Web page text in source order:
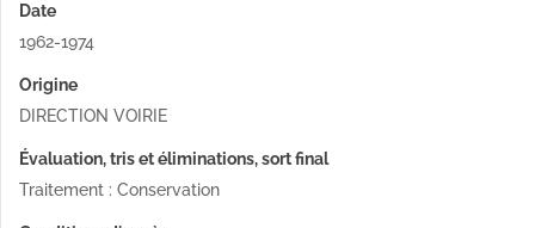
Date
1962-1974
Origine
DIRECTION VOIRIE
Évaluation, tris et éliminations, sort final
Traitement : Conservation